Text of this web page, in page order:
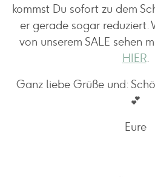
kommst Du sofort zu dem
er gerade sogar reduziert.
von unserem SALE sehen
HIER.
Ganz liebe Grüße und:
💕
Eure